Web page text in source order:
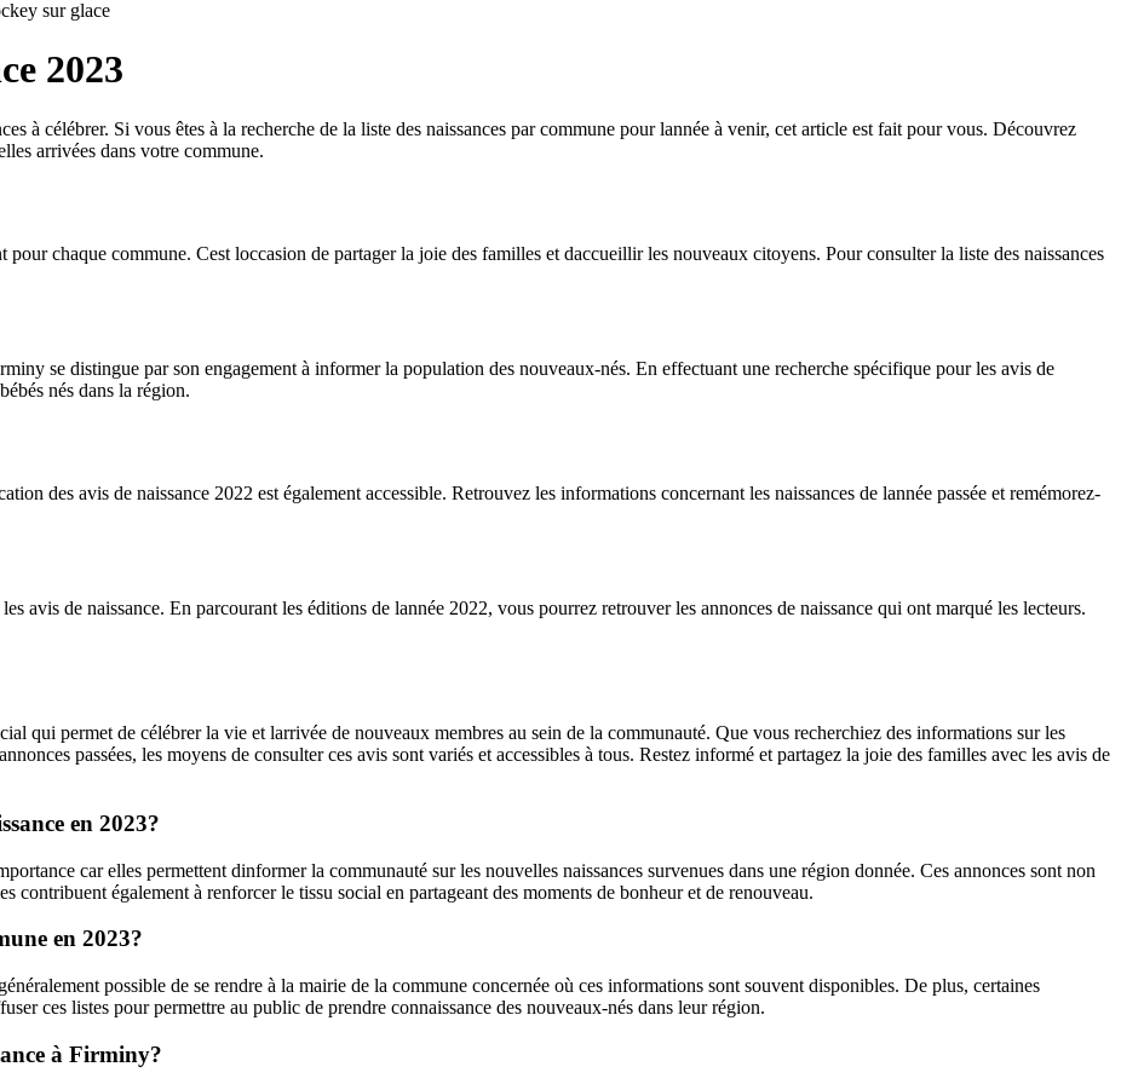
sur glace
2023
à célébrer. Si vous êtes à la recherche de la liste des naissances par commune pour lannée à venir, cet article est fait pour vous. Découvrez
arrivées dans votre commune.
chaque commune. Cest loccasion de partager la joie des familles et daccueillir les nouveaux citoyens. Pour consulter la liste des naissances
se distingue par son engagement à informer la population des nouveaux-nés. En effectuant une recherche spécifique pour les avis de
nés dans la région.
des avis de naissance 2022 est également accessible. Retrouvez les informations concernant les naissances de lannée passée et remémorez-
avis de naissance. En parcourant les éditions de lannée 2022, vous pourrez retrouver les annonces de naissance qui ont marqué les lecteurs.
qui permet de célébrer la vie et larrivée de nouveaux membres au sein de la communauté. Que vous recherchiez des informations sur les
passées, les moyens de consulter ces avis sont variés et accessibles à tous. Restez informé et partagez la joie des familles avec les avis de
en 2023?
car elles permettent dinformer la communauté sur les nouvelles naissances survenues dans une région donnée. Ces annonces sont non
contribuent également à renforcer le tissu social en partageant des moments de bonheur et de renouveau.
en 2023?
possible de se rendre à la mairie de la commune concernée où ces informations sont souvent disponibles. De plus, certaines
ces listes pour permettre au public de prendre connaissance des nouveaux-nés dans leur région.
à Firminy?